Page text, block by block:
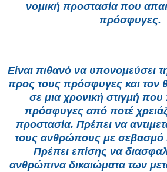
νομική προστασία που
πρόσφυγες.
Είναι πιθανό να υπονομεύσει
προς τους πρόσφυγες και τον
σε μια χρονική στιγμή που
πρόσφυγες από ποτέ
προστασία. Πρέπει να
τους ανθρώπους με σεβασμό
Πρέπει επίσης να
ανθρώπινα δικαιώματα των